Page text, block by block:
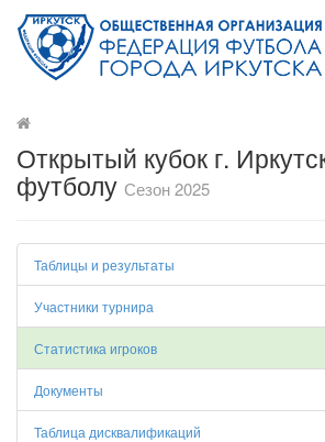
Открытый кубок г.
футболу Сезон 2025
Таблицы и результаты
Участники турнира
Статистика игроков
Документы
Таблица дисквалификаций